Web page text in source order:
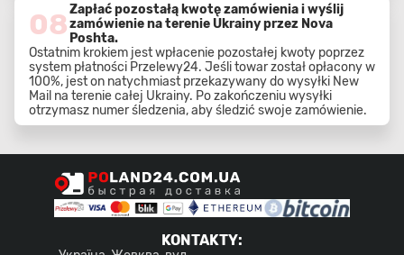
08Zapłać pozostałą kwotę zamówienia i wyślij
zamówienie na terenie Ukrainy przez Nova
Poshta.
Ostatnim krokiem jest wpłacenie pozostałej kwoty poprzez
system płatności Przelewy24. Jeśli towar został opłacony w
100%, jest on natychmiast przekazywany do wysyłki New
Mail na terenie całej Ukrainy. Po zakończeniu wysyłki
otrzymasz numer śledzenia, aby śledzić swoje zamówienie.
KONTAKTY: